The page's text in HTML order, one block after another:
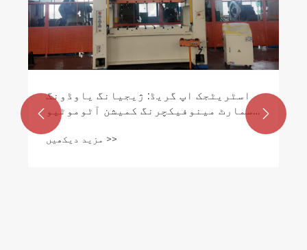
اسٹریٹجک اپ گریڈ: ژیجیانگ یاوڈونگ
اسمارٹ مینوفیکچرنگ کمیشن آٹوموٹیو
پریسجن حصوں کے لیے نیا 200T خودکار
پریس
مزید دیکھیں >>
 